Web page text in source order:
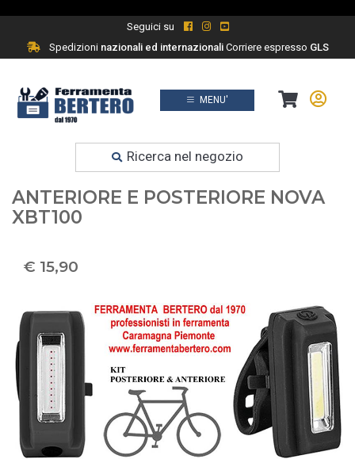
Seguici su
Spedizioninazionali ed internazionaliCorriere espresso GLS
MENU'
Ricerca nel negozio
Prodotti
KIT LUCI LED BICI BICICLETTA
ANTERIORE E POSTERIORE NOVA
XBT100
€ 15,90